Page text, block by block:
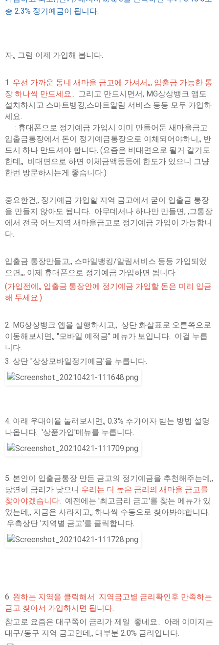
총 2.3% 정기예금이 됩니다.
자,, 그럼 이제 가입해 봅니다.
1. 우선 가까운 동네 새마을 금고에 가셔서,,, 입출금 가능한 통
장 하나씩 만드세요
.. 그리고 만드시면서, MG상상뱅크 앱도
설치하시고 스마트뱅킹,스마트알림 서비스 등등 모두 가입하
세요.
: 휴대폰으로 정기예금 가입시 이미 만들어둔 새마을금고
입출금통장에서 돈이 정기예금통장으로 이체되어야하니,, 반
드시 하나 만드셔야 합니다. (요즘은 비대면으로 될거 같기도
한데,, 비대면으로 하면 이체금액등등에 한도가 있으니 그냥
한번 방문하시는게 좋습니다.)
중요한건,, 정기예금 가입할 지역 금고에서 굳이 입출금 통장
을 만들지 않아도 됩니다. 아무데서나 하나만 만들면, ,그통장
에서 전국 어느지역 새마을금고로 정기예금 가입이 가능합니
다.
입출금 통장만들고,, 스마일뱅킹/알림서비스 등등 가입되었
으면,,, 이제 휴대폰으로 정기예금 가입하면 됩니다.
(가입전에,, 입출금 통장안에 정기예금 가입할 돈은 미리 입금
해 두세요.)
2. MG상상뱅크 앱을 실행하시고,, 상단 화살표로 오른쪽으로
이동해보시면,, "모바일 예적금" 메뉴가 보입니다. 이걸 누릅
니다.
3. 상단 "상상모바일정기예금'을 누릅니다.
4. 아래 우대이율 눌러보시면,, 0.3% 추가이자 받는 방법 설명
나옵니다. '상품가입'메뉴를 누릅니다.
5. 본인이 입출금통장 만든 금고의 정기예금을 추천해주는데,,
당연히 금리가 낮으니 우리는 더 높은 금리의 새마을 금고를
찾아야겠습니다. 예전에는 '최고금리 금고'를 찾는 메뉴가 있
었는데,, 지금은 사라지고,, 하나씩 수동으로 찾아봐야합니다.
우측상단 '지역별 금고'를 클릭합니다.
6. 원하는 지역을 클릭해서 지역금고별 금리확인후 만족하는
금고 찾아서 가입하시면 됩니다.
참고로 요즘은 대구쪽이 금리가 제일 좋네요.. 아래 이미지는
대구/동구 지역 금고인데,, 대부분 2.0% 금리입니다.